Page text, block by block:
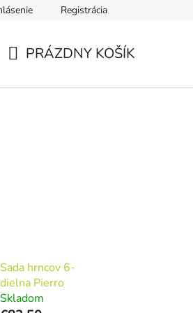
osobných údajov
Registrácia
PRÁZDNY KOŠÍK
Sada hrncov 6-
dielna Pierro
Skladom